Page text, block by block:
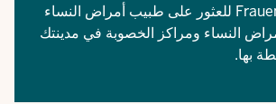
للعثور على طبيب أمراض النساء
النساء ومراكز الخصوبة في مدينتك
بها.